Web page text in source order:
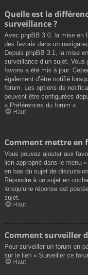
Quelle est la
surveillance ?
Avec phpBB 3.0, la mise en
des favoris dans un
Depuis phpBB 3.1, la mise
surveillance d’un sujet.
favoris a été mis à jour.
également d’être notifié
forum. Les options de
peuvent être configurées
« Préférences du forum ».
Haut
Comment mettre en
Vous pouvez ajouter aux
lien approprié dans le menu
en bas du sujet de
Répondre à un sujet en
lorsqu’une réponse est
sujet.
Haut
Comment surveiller
Pour surveiller un forum en
sur le lien « Surveiller ce
Haut